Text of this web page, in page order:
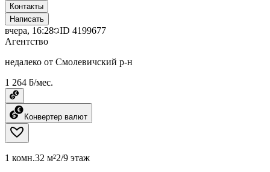
Контакты
Написать
вчера, 16:28 ID 4199677
Агентство
недалеко от Смолевичский р-н
1 264 ƃ/мес.
Конвертер валют
1 комн.32 м²2/9 этаж